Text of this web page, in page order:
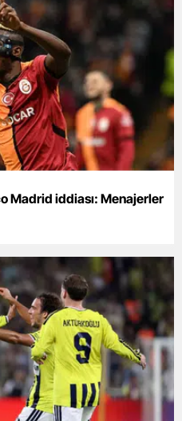
Madrid iddiası: Menajerler